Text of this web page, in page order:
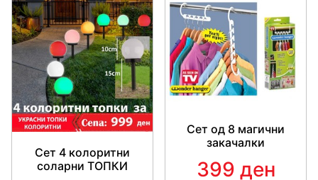
Сет 4 колоритни
соларни ТОПКИ
Сет од 8 магични
закачалки
399 ден